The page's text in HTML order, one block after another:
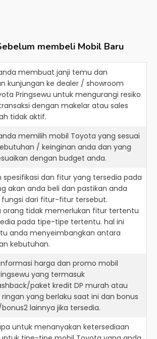
membeli Mobil Baru
membuat janji temu dan
kunjungan ke dealer / showroom
Pringsewu untuk mengurangi resiko
dengan makelar atau sales
tidak aktif.
memilih mobil Toyota yang sesuai
/ keinginan anda dan yang
dengan budget anda.
spesifikasi dan fitur yang tersedia pada
akan anda beli dan pastikan anda
dari fitur-fitur tersebut.
orang tidak memerlukan fitur tertentu
pada tipe-tipe tertentu. hal ini
anda menyeimbangkan antara
kebutuhan.
harga dan promo mobil
yang termasuk
paket kredit DP murah atau
yang berlaku saat ini dan bonus
lainnya jika tersedia.
untuk menanyakan ketersediaan